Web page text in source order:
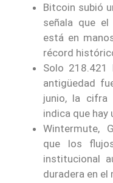
Bitcoin subió
señala que
está en
récord
Solo
antigüedad
junio, la cifra
indica que hay
Wintermute,
que los
institucional
duradera en el